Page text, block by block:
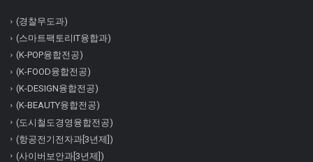
(경찰무도과)
(스마트팩토리IT융합과)
(K-POP융합전공)
(K-FOOD융합전공)
(K-DESIGN융합전공)
(K-BEAUTY융합전공)
(도시철도경영융합전공)
(항공전기전자과[3년제])
(사이버보안과[3년제])